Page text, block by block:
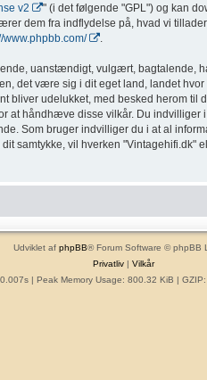
v2 " (i det følgende "GPL") og kan
dem fra indflydelse på, hvad vi
www.phpbb.com/ .
uanstændigt, vulgært, bagtalende,
det være sig i dit eget land, landet
bliver udelukket, med besked herom til
at håndhæve disse vilkår. Du indvilliger
Som bruger indvilliger du i at al
samtykke, vil hverken "Vintagehifi.dk"
Udviklet af phpBB® Forum Software © phpBB
Privatliv| Vilkår
| Peak Memory Usage: 800.32 KiB | GZIP: